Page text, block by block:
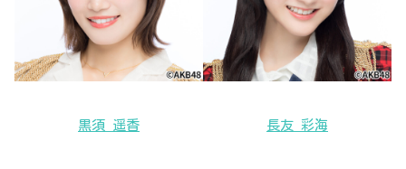
黒須 遥香 長友 彩海